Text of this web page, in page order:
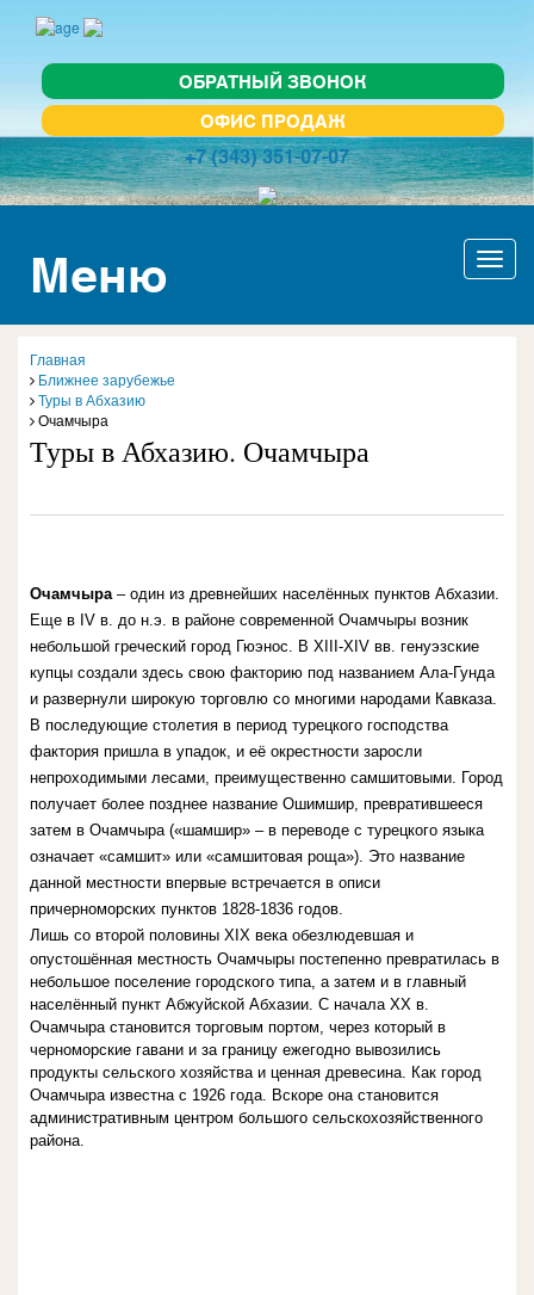
ОБРАТНЫЙ ЗВОНОК
ОФИС ПРОДАЖ
+7 (343) 351-07-07
Меню
Главная
Ближнее зарубежье
Туры в Абхазию
Очамчыра
Туры в Абхазию. Очамчыра
Очамчыра– один из древнейших населённых пунктов Абхазии.
Еще в IV в. до н.э. в районе современной Очамчыры возник
небольшой греческий город Гюэнос. В XIII-XIV вв. генуэзские
купцы создали здесь свою факторию под названием Ала-Гунда
и развернули широкую торговлю со многими народами Кавказа.
В последующие столетия в период турецкого господства
фактория пришла в упадок, и её окрестности заросли
непроходимыми лесами, преимущественно самшитовыми. Город
получает более позднее название Ошимшир, превратившееся
затем в Очамчыра («шамшир» – в переводе с турецкого языка
означает «самшит» или «самшитовая роща»). Это название
данной местности впервые встречается в описи
причерноморских пунктов 1828-1836 годов.
Лишь со второй половины XIX века обезлюдевшая и
опустошённая местность Очамчыры постепенно превратилась в
небольшое поселение городского типа, а затем и в главный
населённый пункт Абжуйской Абхазии. С начала XX в.
Очамчыра становится торговым портом, через который в
черноморские гавани и за границу ежегодно вывозились
продукты сельского хозяйства и ценная древесина. Как город
Очамчыра известна с 1926 года. Вскоре она становится
административным центром большого сельскохозяйственного
района.